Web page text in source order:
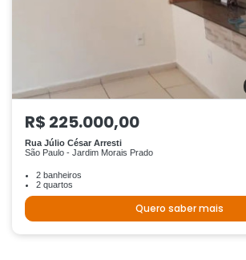
R$ 225.000,00
Rua Júlio César Arresti
São Paulo - Jardim Morais Prado
2 banheiros
2 quartos
Quero saber mais